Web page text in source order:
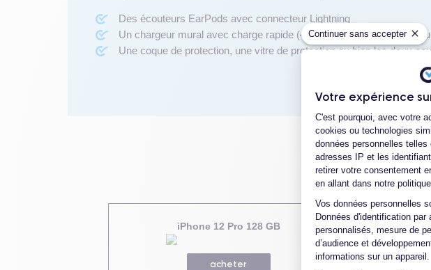
Continuer sans accepter
Votre expérience
Plateforme de
C'est pourquoi, avec votre
cookies ou technologies
données personnelles
adresses IP et les
retirer votre consentement
en allant dans notre
Vos données personnelles
Données d'identification par
personnalisés, mesure de
d’audience et
informations sur un appareil.
Des écouteurs EarPods avec connecteur Lightning
Un chargeur mural avec charge rapide (4x plus rapide qu'un
Une coque de protection, une vitre de protection ou bien les deux
Nos
iPhone 12 Pro 128 GB
acheter